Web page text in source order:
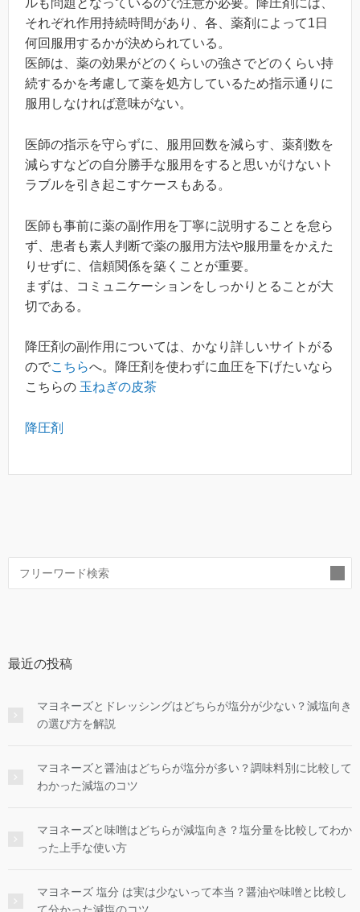
ルも問題となっているので注意が必要。降圧剤には、
それぞれ作用持続時間があり、各、薬剤によって1日
何回服用するかが決められている。
医師は、薬の効果がどのくらいの強さでどのくらい持
続するかを考慮して薬を処方しているため指示通りに
服用しなければ意味がない。
医師の指示を守らずに、服用回数を減らす、薬剤数を
減らすなどの自分勝手な服用をすると思いがけないト
ラブルを引き起こすケースもある。
医師も事前に薬の副作用を丁寧に説明することを怠ら
ず、患者も素人判断で薬の服用方法や服用量をかえた
りせずに、信頼関係を築くことが重要。
まずは、コミュニケーションをしっかりとることが大
切である。
降圧剤の副作用については、かなり詳しいサイトがる
のでこちらへ。降圧剤を使わずに血圧を下げたいなら
こちらの 玉ねぎの皮茶
降圧剤
最近の投稿
マヨネーズとドレッシングはどちらが塩分が少ない？減塩向き
の選び方を解説
マヨネーズと醤油はどちらが塩分が多い？調味料別に比較して
わかった減塩のコツ
マヨネーズと味噌はどちらが減塩向き？塩分量を比較してわか
った上手な使い方
マヨネーズ 塩分 は実は少ないって本当？醤油や味噌と比較し